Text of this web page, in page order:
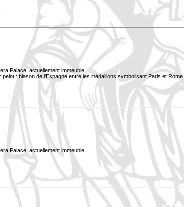
Palace, actuellement immeuble
: blason de l'Espagne entre les médaillons symbolisant Paris et Rome.
Palace, actuellement immeuble